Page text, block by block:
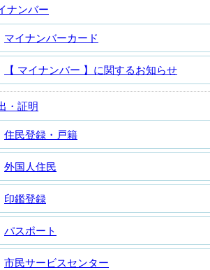
ナンバー
マイナンバーカード
【 マイナンバー 】に関するお知らせ
・証明
住民登録・戸籍
外国人住民
印鑑登録
パスポート
市民サービスセンター